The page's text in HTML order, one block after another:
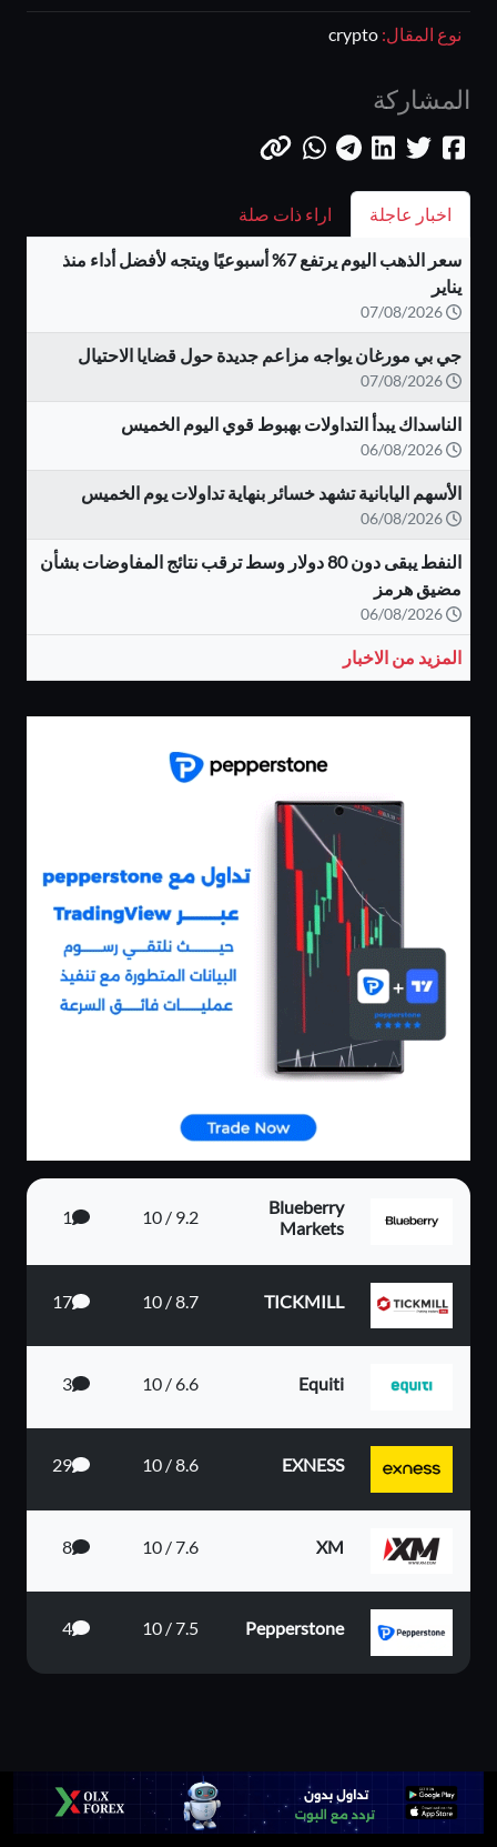
نوع المقال: crypto
المشاركة
اخبار عاجلة اراء ذات صلة
سعر الذهب اليوم يرتفع 7% أسبوعيًا ويتجه لأفضل أداء منذ
يناير
جي بي مورغان يواجه مزاعم جديدة حول قضايا الاحتيال
الناسداك يبدأ التداولات بهبوط قوي اليوم الخميس
الأسهم اليابانية تشهد خسائر بنهاية تداولات يوم الخميس
النفط يبقى دون 80 دولار وسط ترقب نتائج المفاوضات بشأن
مضيق هرمز
المزيد من الاخبار
Blueberry
Markets
9.2 / 10
1
TICKMILL
8.7 / 10
17
Equiti
6.6 / 10
3
EXNESS
8.6 / 10
29
XM
7.6 / 10
8
Pepperstone
7.5 / 10
4